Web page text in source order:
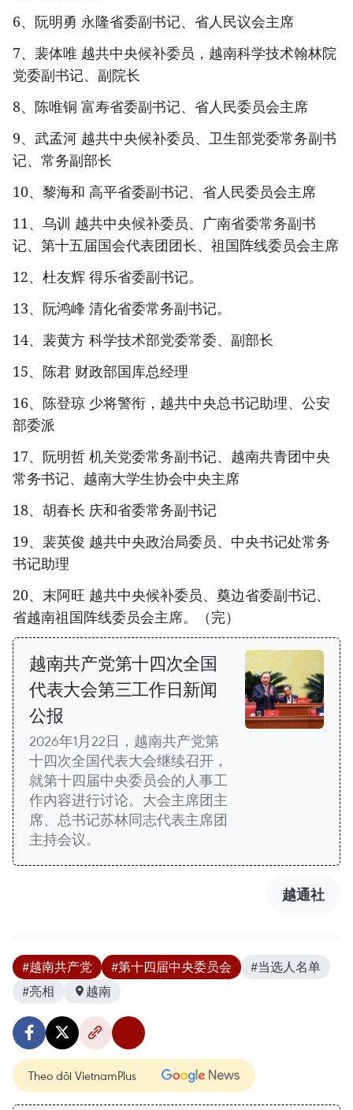
6、阮明勇 永隆省委副书记、省人民议会主席
7、裴体唯 越共中央候补委员，越南科学技术翰林院
党委副书记、副院长
8、陈唯铜 富寿省委副书记、省人民委员会主席
9、武孟河 越共中央候补委员、卫生部党委常务副书
记、常务副部长
10、黎海和 高平省委副书记、省人民委员会主席
11、乌训 越共中央候补委员、广南省委常务副书
记、第十五届国会代表团团长、祖国阵线委员会主席
12、杜友辉 得乐省委副书记。
13、阮鸿峰 清化省委常务副书记。
14、裴黄方 科学技术部党委常委、副部长
15、陈君 财政部国库总经理
16、陈登琼 少将警衔，越共中央总书记助理、公安
部委派
17、阮明哲 机关党委常务副书记、越南共青团中央
常务书记、越南大学生协会中央主席
18、胡春长 庆和省委常务副书记
19、裴英俊 越共中央政治局委员、中央书记处常务
书记助理
20、末阿旺 越共中央候补委员、奠边省委副书记、
省越南祖国阵线委员会主席。（完）
越南共产党第十四次全国
代表大会第三工作日新闻
公报
2026年1月22日，越南共产党第
十四次全国代表大会继续召开，
就第十四届中央委员会的人事工
作内容进行讨论。大会主席团主
席、总书记苏林同志代表主席团
主持会议。
越通社
#越南共产党 #第十四届中央委员会
#当选人名单
#亮相
越南
Theo dõi VietnamPlus